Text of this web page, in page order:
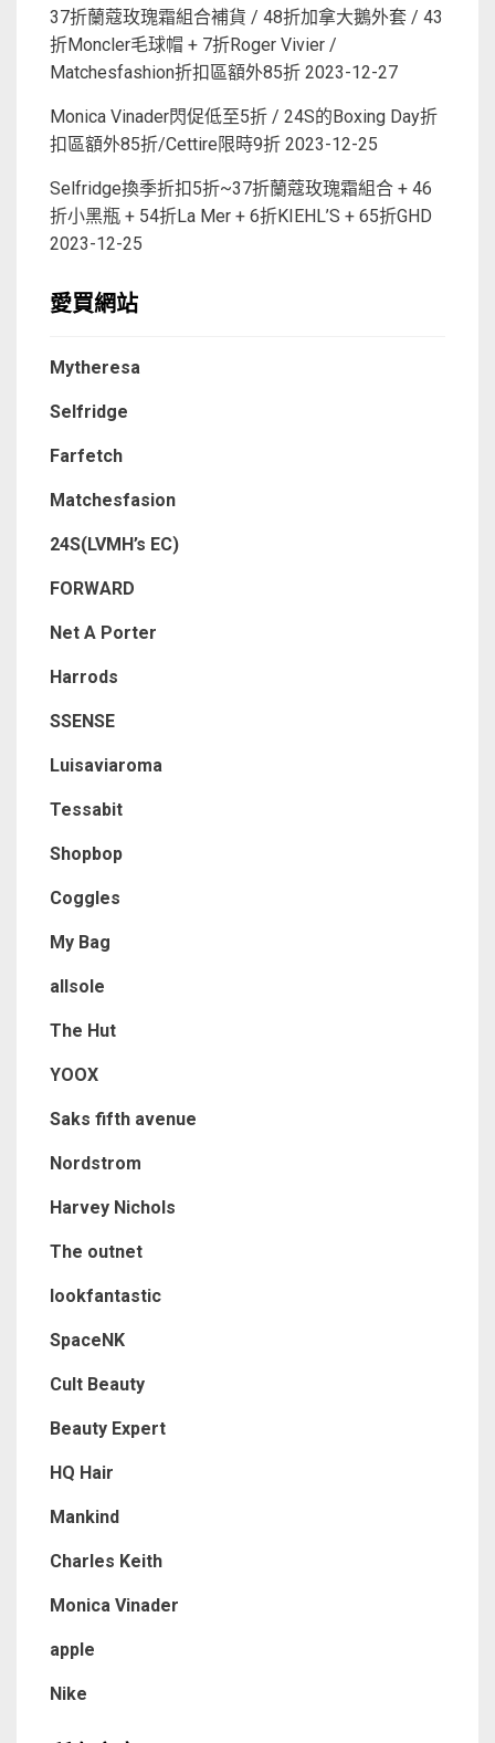
37折蘭蔻玫瑰霜組合補貨 / 48折加拿大鵝外套 / 43
折Moncler毛球帽 + 7折Roger Vivier /
Matchesfashion折扣區額外85折 2023-12-27
Monica Vinader閃促低至5折 / 24S的Boxing Day折
扣區額外85折/Cettire限時9折 2023-12-25
Selfridge換季折扣5折~37折蘭蔻玫瑰霜組合 + 46
折小黑瓶 + 54折La Mer + 6折KIEHL’S + 65折GHD
2023-12-25
愛買網站
Mytheresa
Selfridge
Farfetch
Matchesfasion
24S(LVMH’s EC)
FORWARD
Net A Porter
Harrods
SSENSE
Luisaviaroma
Tessabit
Shopbop
Coggles
My Bag
allsole
The Hut
YOOX
Saks fifth avenue
Nordstrom
Harvey Nichols
The outnet
lookfantastic
SpaceNK
Cult Beauty
Beauty Expert
HQ Hair
Mankind
Charles Keith
Monica Vinader
apple
Nike